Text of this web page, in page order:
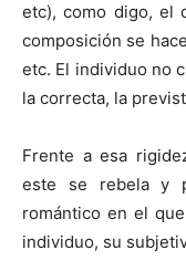
etc), como digo, el
composición se
etc. El individuo no
la correcta, la
Frente a esa
este se rebela y
romántico en el
individuo, su